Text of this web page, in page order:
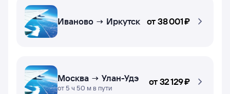
Иваново → Иркутск от38 ⁠001 ⁠₽
Москва → Улан-Удэ
от 5 ч 50 м в пути
от32 ⁠129 ⁠₽